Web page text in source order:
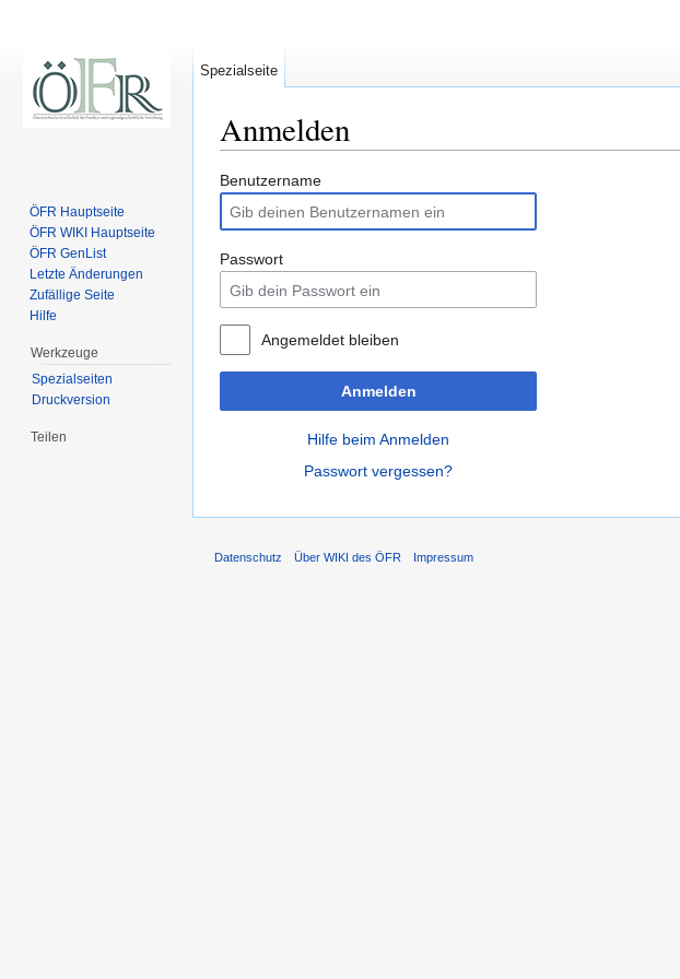
Anmelden
Benutzername
Passwort
Angemeldet bleiben
Anmelden
Hilfe beim Anmelden
Passwort vergessen?
Spezialseite
ÖFR Hauptseite
ÖFR WIKI Hauptseite
ÖFR GenList
Letzte Änderungen
Zufällige Seite
Hilfe
Werkzeuge
Spezialseiten
Druckversion
Teilen
Datenschutz Über WIKI des ÖFR Impressum